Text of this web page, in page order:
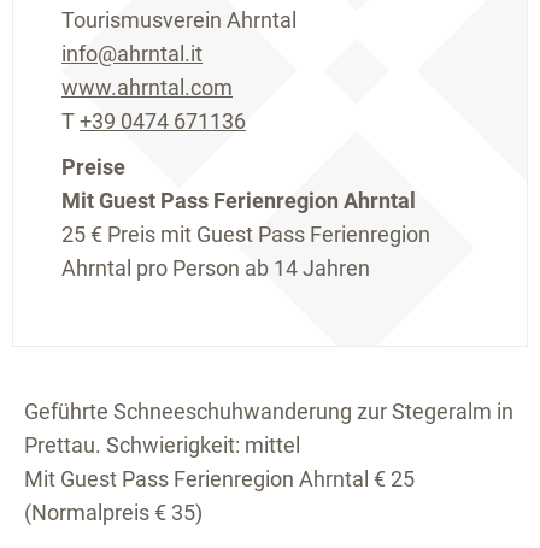
Geführte Schneeschuhwanderung zur Stegeralm in
Prettau. Schwierigkeit: mittel
Mit Guest Pass Ferienregion Ahrntal € 25
(Normalpreis € 35)
Tourismusverein Ahrntal
info@ahrntal.it
www.ahrntal.com
T+39 0474 671136
Preise
Mit Guest Pass Ferienregion Ahrntal
25 € Preis mit Guest Pass Ferienregion
Ahrntal pro Person ab 14 Jahren